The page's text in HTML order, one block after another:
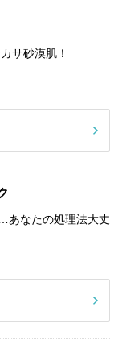
サ砂漠肌！
あなたの処理法大丈